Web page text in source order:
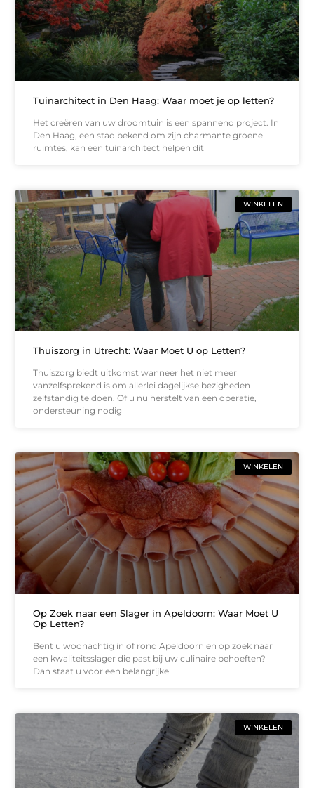
Tuinarchitect in Den Haag: Waar moet je op letten?
Het creëren van uw droomtuin is een spannend project. In
Den Haag, een stad bekend om zijn charmante groene
ruimtes, kan een tuinarchitect helpen dit
WINKELEN
Thuiszorg in Utrecht: Waar Moet U op Letten?
Thuiszorg biedt uitkomst wanneer het niet meer
vanzelfsprekend is om allerlei dagelijkse bezigheden
zelfstandig te doen. Of u nu herstelt van een operatie,
ondersteuning nodig
WINKELEN
Op Zoek naar een Slager in Apeldoorn: Waar Moet U
Op Letten?
Bent u woonachtig in of rond Apeldoorn en op zoek naar
een kwaliteitsslager die past bij uw culinaire behoeften?
Dan staat u voor een belangrijke
WINKELEN